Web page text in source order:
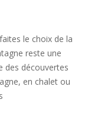
le choix de la
reste une
des découvertes
en chalet ou